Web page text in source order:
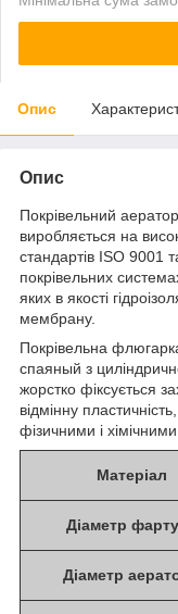
Опис
Опис
Покрівельний
виробляється на
стандартів ISO 9001
покрівельних
яких в якості
мембрану.
Покрівельна
спаяный з
жорстко фіксується
відмінну
фізичними і
Матеріал
Діаметр
Діаметр